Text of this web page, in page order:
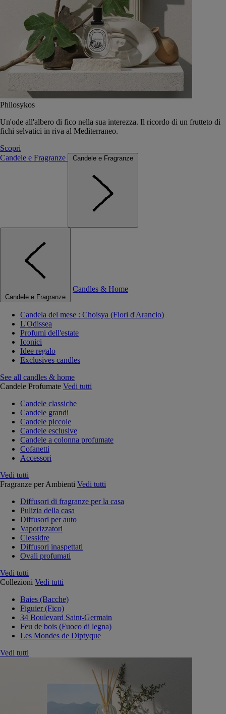
Philosykos
Un'ode all'albero di fico nella sua interezza. Il ricordo di un frutteto di
fichi selvatici in riva al Mediterraneo.
Scopri
Candele e Fragranze
Candele e Fragranze
Candele e Fragranze
Candles & Home
Candela del mese : Choisya (Fiori d'Arancio)
L'Odissea
Profumi dell'estate
Iconici
Idee regalo
Exclusives candles
See all candles & home
Candele Profumate Vedi tutti
Candele classiche
Candele grandi
Candele piccole
Candele esclusive
Candele a colonna profumate
Cofanetti
Accessori
Vedi tutti
Fragranze per Ambienti Vedi tutti
Diffusori di fragranze per la casa
Pulizia della casa
Diffusori per auto
Vaporizzatori
Clessidre
Diffusori inaspettati
Ovali profumati
Vedi tutti
Collezioni Vedi tutti
Baies (Bacche)
Figuier (Fico)
34 Boulevard Saint-Germain
Feu de bois (Fuoco di legna)
Les Mondes de Diptyque
Vedi tutti